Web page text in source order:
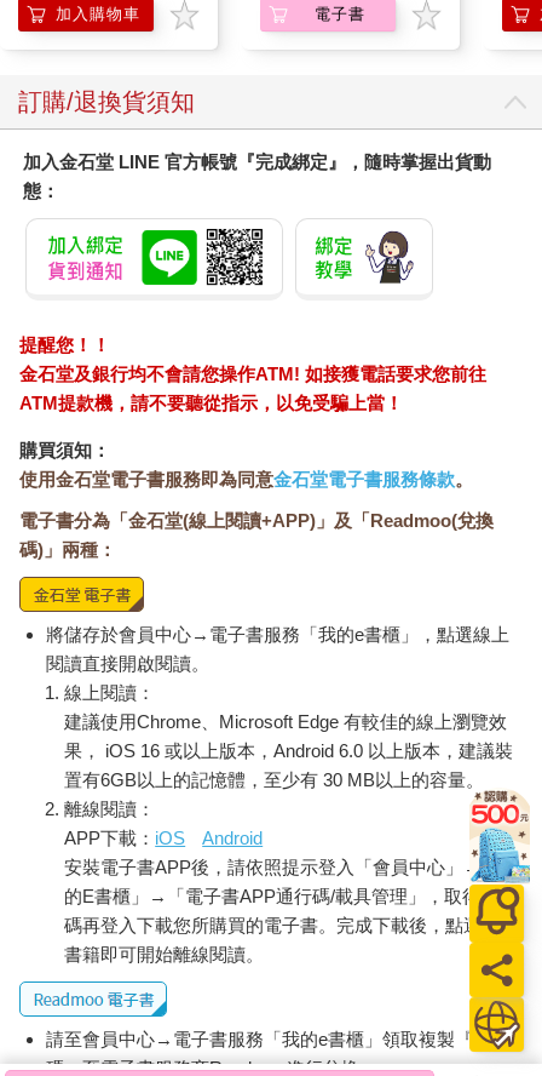
加入購物車 電子書
訂購/退換貨須知
加入金石堂 LINE 官方帳號『完成綁定』，隨時掌握出貨動
態：
提醒您！！
金石堂及銀行均不會請您操作ATM! 如接獲電話要求您前往
ATM提款機，請不要聽從指示，以免受騙上當！
購買須知：
使用金石堂電子書服務即為同意金石堂電子書服務條款。
電子書分為「金石堂(線上閱讀+APP)」及「Readmoo(兌換
碼)」兩種：
將儲存於會員中心→電子書服務「我的e書櫃」，點選線上
閱讀直接開啟閱讀。
線上閱讀：
建議使用Chrome、Microsoft Edge 有較佳的線上瀏覽效
果， iOS 16 或以上版本，Android 6.0 以上版本，建議裝
置有6GB以上的記憶體，至少有 30 MB以上的容量。
離線閱讀：
APP下載： iOS
Android
安裝電子書APP後，請依照提示登入「會員中心」→「我
的E書櫃」→「電子書APP通行碼/載具管理」，取得通行
碼再登入下載您所購買的電子書。完成下載後，點選任一
書籍即可開始離線閱讀。
請至會員中心→電子書服務「我的e書櫃」領取複製『兌換
碼』至電子書服務商Readmoo進行兌換。